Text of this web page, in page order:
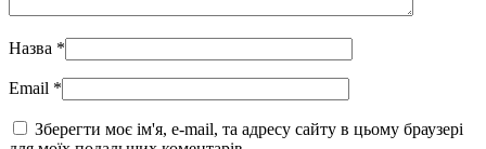
Назва *
Email *
Зберегти моє ім'я, e-mail, та адресу сайту в цьому браузері